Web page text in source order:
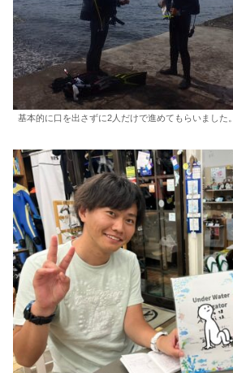
基本的に口を出さずに2人だけで進めてもらいました。